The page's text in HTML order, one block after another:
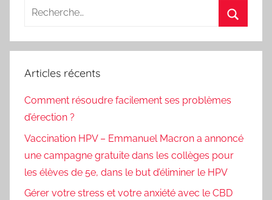
Recherche
:
Articles récents
Comment résoudre facilement ses problèmes
d’érection ?
Vaccination HPV – Emmanuel Macron a annoncé
une campagne gratuite dans les collèges pour
les élèves de 5e, dans le but d’éliminer le HPV
Gérer votre stress et votre anxiété avec le CBD